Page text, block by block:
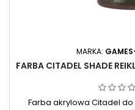
MARKA:
FARBA CITADEL SHADE
Farba akrylowa Citadel